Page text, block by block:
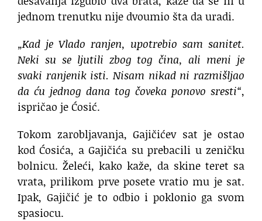
jednom trenutku nije dvoumio šta da uradi.
„Kad je Vlado ranjen, upotrebio sam sanitet.
Neki su se ljutili zbog tog čina, ali meni je
svaki ranjenik isti. Nisam nikad ni razmišljao
da ću jednog dana tog čoveka ponovo sresti“,
ispričao je Ćosić.
Tokom zarobljavanja, Gajičićev sat je ostao
kod Ćosića, a Gajičića su prebacili u zeničku
bolnicu. Želeći, kako kaže, da skine teret sa
vrata, prilikom prve posete vratio mu je sat.
Ipak, Gajičić je to odbio i poklonio ga svom
spasiocu.